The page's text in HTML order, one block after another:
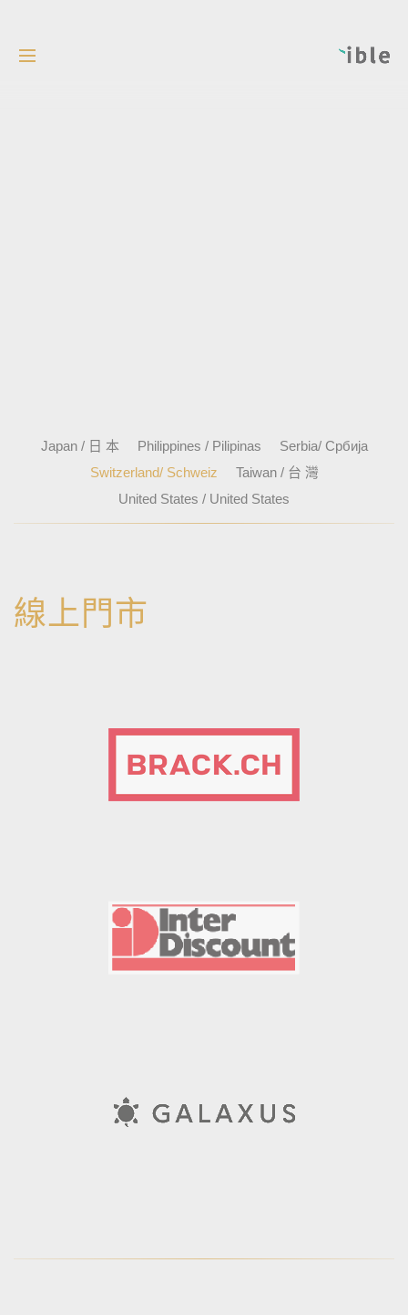
Japan / 日 本 Philippines / Pilipinas
Serbia/ Србија
Switzerland/ Schweiz
Taiwan / 台 灣
United States / United States
線上門市